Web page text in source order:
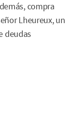
compra
Lheureux, un
deudas